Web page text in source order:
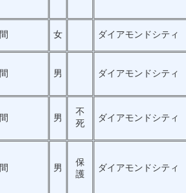
女 ダイアモンドシティ
男 ダイアモンドシティ
男
不
死
ダイアモンドシティ
男
保
護
ダイアモンドシティ